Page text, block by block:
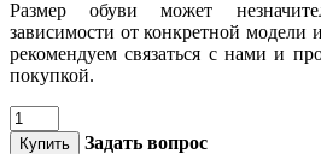
Размер обуви может
зависимости от конкретной модели
рекомендуем связаться с нами и
покупкой.
Купить
Задать вопрос